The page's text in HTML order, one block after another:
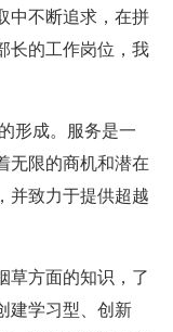
中不断追求，在拼
长的工作岗位，我
形成。服务是一
无限的商机和潜在
并致力于提供超越
草方面的知识，了
建学习型、创新